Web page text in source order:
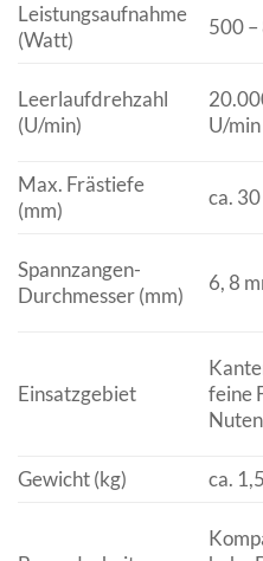
Leistungsaufnahme
(Watt)
500
Leerlaufdrehzahl
(U/min)
U/min
Max. Frästiefe
(mm)
ca.
Spannzangen-
Durchmesser (mm)
6, 8
Einsatzgebiet
feine
Gewicht (kg) ca.